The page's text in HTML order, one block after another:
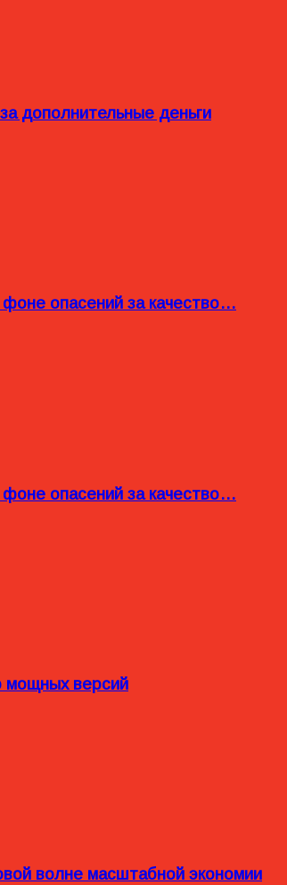
дополнительные деньги
опасений за качество…
опасений за качество…
мощных версий
волне масштабной экономии